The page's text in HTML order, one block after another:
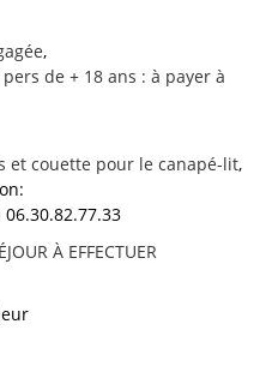
de + 18 ans : à payer à
et couette pour le canapé-lit
À EFFECTUER